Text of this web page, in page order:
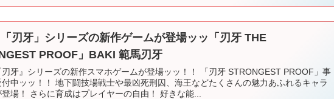
刃牙」シリーズの新作ゲームが登場ッッ「刃牙 THE
PROOF」BAKI 範馬刃牙
刃牙』シリーズの新作スマホゲームが登場ッッ！！ 「刃牙 STRONGEST PROOF」事
中ッッ！！ 地下闘技場戦士や最凶死刑囚、海王などたくさんの魅力あふれるキャラ
場！ さらに育成はプレイヤーの自由！ 好きな能...